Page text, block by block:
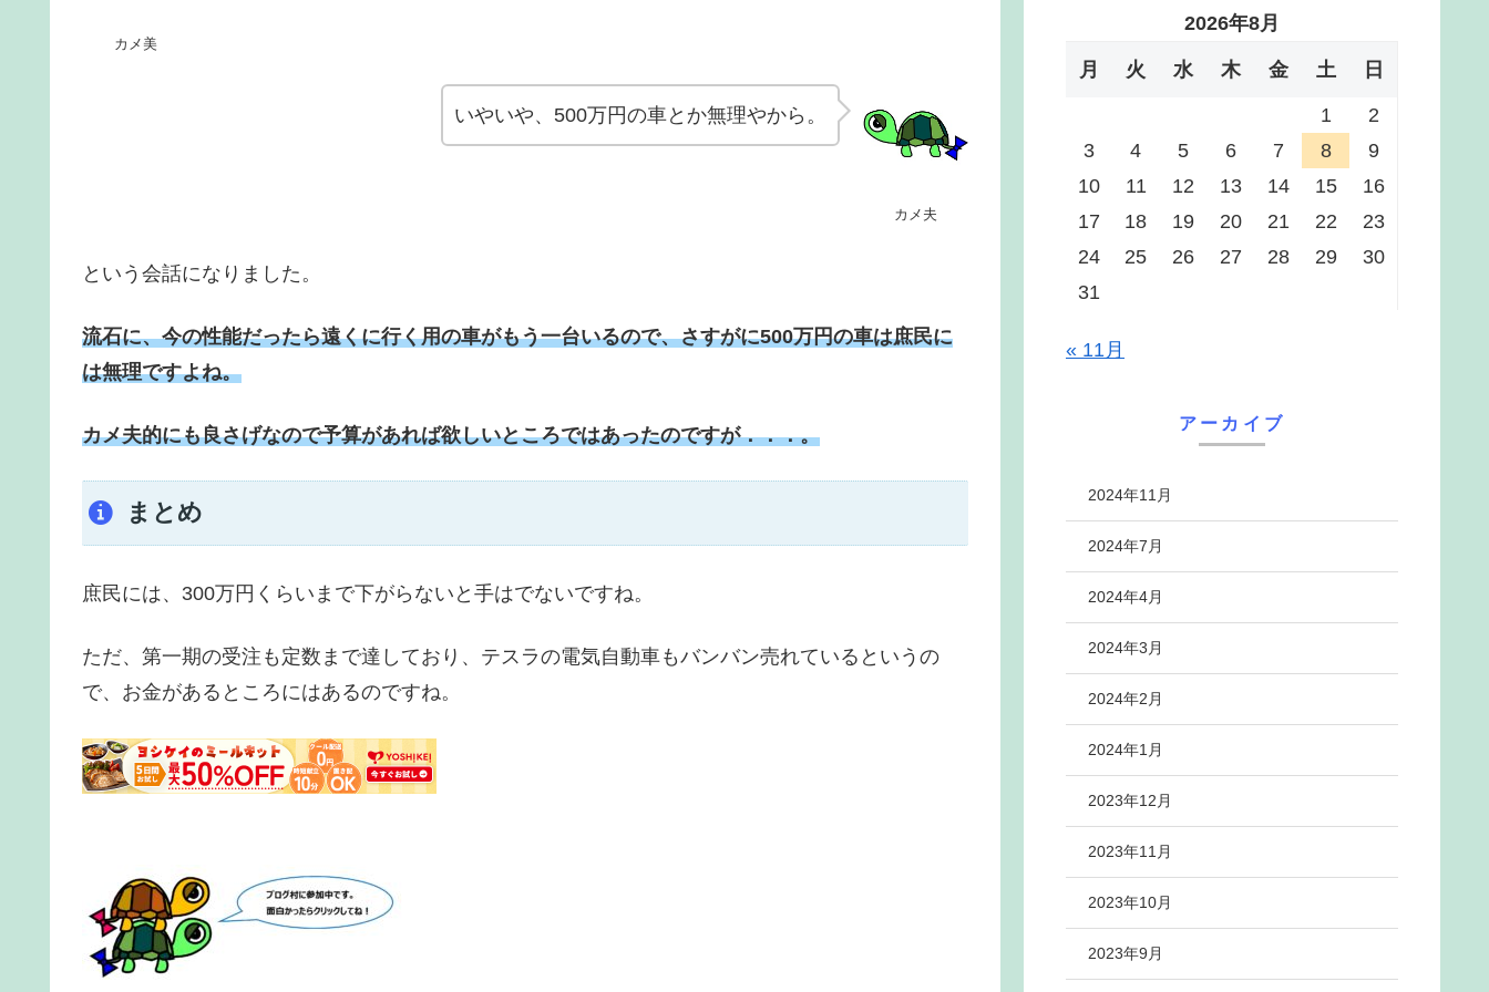
カメ美
カメ夫
いやいや、500万円の車とか無理やから。
という会話になりました。
流石に、今の性能だったら遠くに行く用の車がもう一台いるので、さすがに500万円の車は庶民に
は無理ですよね。
カメ夫的にも良さげなので予算があれば欲しいところではあったのですが．．．。
まとめ
庶民には、300万円くらいまで下がらないと手はでないですね。
ただ、第一期の受注も定数まで達しており、テスラの電気自動車もバンバン売れているというの
で、お金があるところにはあるのですね。
2026年8月
月 火 水 木 金 土 日
1
2
3
4 5 6 7 8
9
10
11 12 13 14 15
16
17
18 19 20 21 22
23
24
25 26 27 28 29
30
31
« 11月
アーカイブ
2024年11月
2024年7月
2024年4月
2024年3月
2024年2月
2024年1月
2023年12月
2023年11月
2023年10月
2023年9月